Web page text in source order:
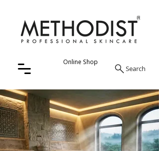
Online Shop
Search